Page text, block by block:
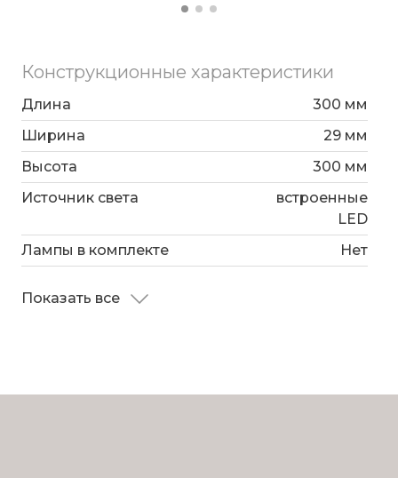
Конструкционные характеристики
Длина
300 мм
Ширина
29 мм
Высота
300 мм
Источник света
встроенные
LED
Лампы в комплекте
Нет
Показать все